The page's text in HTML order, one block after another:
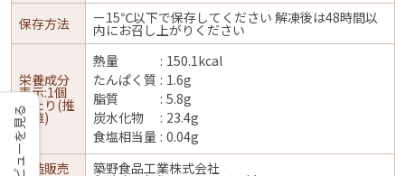
保存方法 ー15℃以下で保存してください 解凍後は48時間以
内にお召し上がりください
栄養成分
表示:1個
あたり(推
定値)
熱量
150.1kcal
たんぱく質
1.6g
脂質
5.8g
炭水化物
23.4g
食塩相当量 0.04g
製造販売
築野食品工業株式会社
レビューを見る